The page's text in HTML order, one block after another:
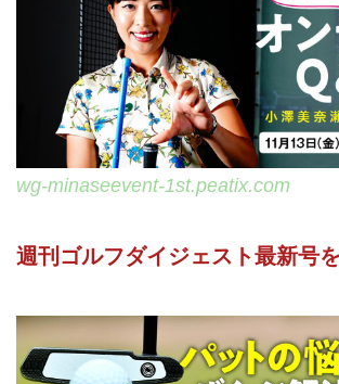
wg-minaseevent-1st.peatix.com
週刊ゴルフダイジェスト最新号